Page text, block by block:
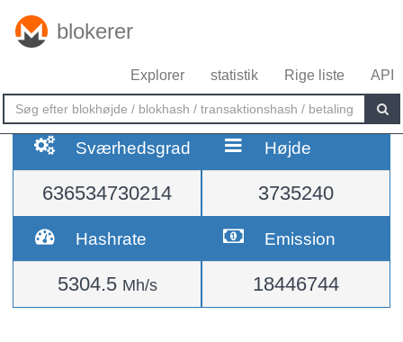
blokerer
Explorer statistik Rige liste API
Sværhedsgrad
636534730214
Højde
3735240
Hashrate
5304.5 Mh/s
Emission
18446744